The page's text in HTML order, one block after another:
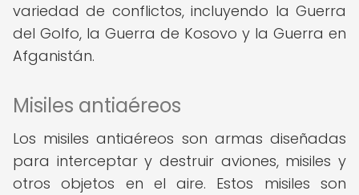
variedad de conflictos, incluyendo la Guerra
del Golfo, la Guerra de Kosovo y la Guerra en
Afganistán.
Misiles antiaéreos
Los misiles antiaéreos son armas diseñadas
para interceptar y destruir aviones, misiles y
otros objetos en el aire. Estos misiles son